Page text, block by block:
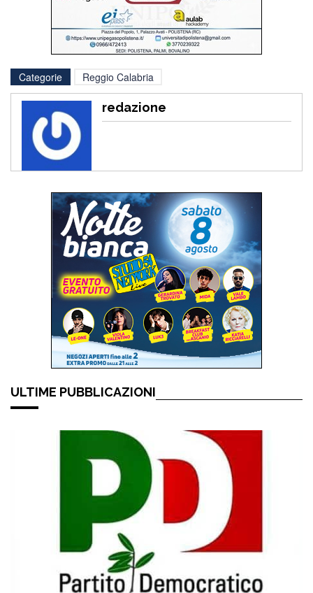
Categorie Reggio Calabria
redazione
ULTIME PUBBLICAZIONI